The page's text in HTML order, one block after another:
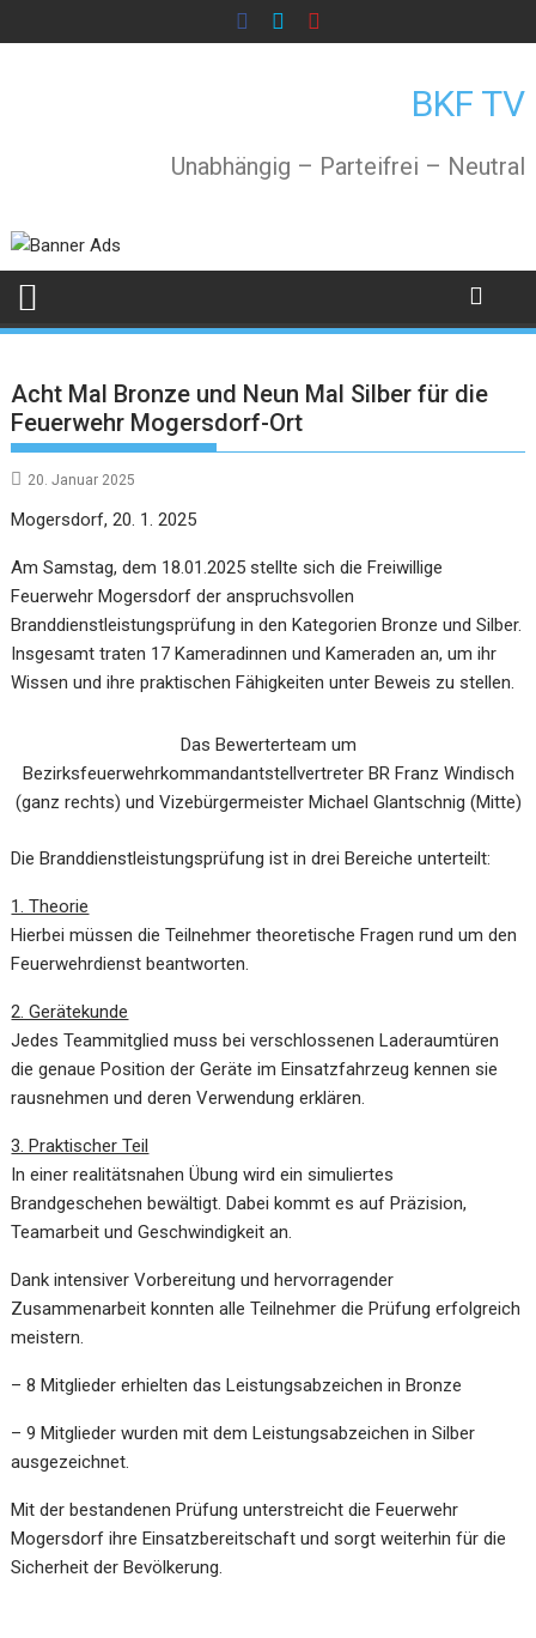
to
BKF TV
Unabhängig – Parteifrei – Neutral
Acht Mal Bronze und Neun Mal Silber für die
Feuerwehr Mogersdorf-Ort
20. Januar 2025
Mogersdorf, 20. 1. 2025
Am Samstag, dem 18.01.2025 stellte sich die Freiwillige
Feuerwehr Mogersdorf der anspruchsvollen
Branddienstleistungsprüfung in den Kategorien Bronze und Silber.
Insgesamt traten 17 Kameradinnen und Kameraden an, um ihr
Wissen und ihre praktischen Fähigkeiten unter Beweis zu stellen.
Das Bewerterteam um
Bezirksfeuerwehrkommandantstellvertreter BR Franz Windisch
(ganz rechts) und Vizebürgermeister Michael Glantschnig (Mitte)
Die Branddienstleistungsprüfung ist in drei Bereiche unterteilt:
1. Theorie
Hierbei müssen die Teilnehmer theoretische Fragen rund um den
Feuerwehrdienst beantworten.
2. Gerätekunde
Jedes Teammitglied muss bei verschlossenen Laderaumtüren
die genaue Position der Geräte im Einsatzfahrzeug kennen sie
rausnehmen und deren Verwendung erklären.
3. Praktischer Teil
In einer realitätsnahen Übung wird ein simuliertes
Brandgeschehen bewältigt. Dabei kommt es auf Präzision,
Teamarbeit und Geschwindigkeit an.
Dank intensiver Vorbereitung und hervorragender
Zusammenarbeit konnten alle Teilnehmer die Prüfung erfolgreich
meistern.
– 8 Mitglieder erhielten das Leistungsabzeichen in Bronze
– 9 Mitglieder wurden mit dem Leistungsabzeichen in Silber
ausgezeichnet.
Mit der bestandenen Prüfung unterstreicht die Feuerwehr
Mogersdorf ihre Einsatzbereitschaft und sorgt weiterhin für die
Sicherheit der Bevölkerung.